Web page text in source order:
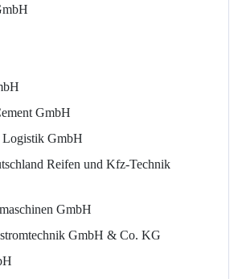
GmbH
GmbH
Reifen und Kfz-Technik
GmbH
GmbH & Co. KG